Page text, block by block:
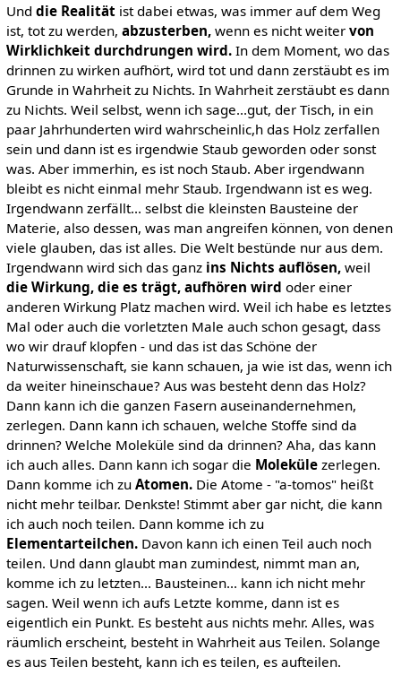
Und die Realitätist dabei etwas, was immer auf dem Weg
ist, tot zu werden, abzusterben,wenn es nicht weiter von
Wirklichkeit durchdrungen wird.In dem Moment, wo das
drinnen zu wirken aufhört, wird tot und dann zerstäubt es im
Grunde in Wahrheit zu Nichts. In Wahrheit zerstäubt es dann
zu Nichts. Weil selbst, wenn ich sage...gut, der Tisch, in ein
paar Jahrhunderten wird wahrscheinlic,h das Holz zerfallen
sein und dann ist es irgendwie Staub geworden oder sonst
was. Aber immerhin, es ist noch Staub. Aber irgendwann
bleibt es nicht einmal mehr Staub. Irgendwann ist es weg.
Irgendwann zerfällt... selbst die kleinsten Bausteine der
Materie, also dessen, was man angreifen können, von denen
viele glauben, das ist alles. Die Welt bestünde nur aus dem.
Irgendwann wird sich das ganz ins Nichts auflösen,weil
die Wirkung, die es trägt, aufhören wird oder einer
anderen Wirkung Platz machen wird. Weil ich habe es letztes
Mal oder auch die vorletzten Male auch schon gesagt, dass
wo wir drauf klopfen - und das ist das Schöne der
Naturwissenschaft, sie kann schauen, ja wie ist das, wenn ich
da weiter hineinschaue? Aus was besteht denn das Holz?
Dann kann ich die ganzen Fasern auseinandernehmen,
zerlegen. Dann kann ich schauen, welche Stoffe sind da
drinnen? Welche Moleküle sind da drinnen? Aha, das kann
ich auch alles. Dann kann ich sogar die Molekülezerlegen.
Dann komme ich zu Atomen.Die Atome - "a-tomos" heißt
nicht mehr teilbar. Denkste! Stimmt aber gar nicht, die kann
ich auch noch teilen. Dann komme ich zu
Elementarteilchen.Davon kann ich einen Teil auch noch
teilen. Und dann glaubt man zumindest, nimmt man an,
komme ich zu letzten... Bausteinen... kann ich nicht mehr
sagen. Weil wenn ich aufs Letzte komme, dann ist es
eigentlich ein Punkt. Es besteht aus nichts mehr. Alles, was
räumlich erscheint, besteht in Wahrheit aus Teilen. Solange
es aus Teilen besteht, kann ich es teilen, es aufteilen.